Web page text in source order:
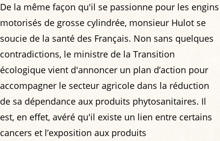
De la même façon qu'il se passionne pour les engins
motorisés de grosse cylindrée, monsieur Hulot se
soucie de la santé des Français. Non sans quelques
contradictions, le ministre de la Transition
écologique vient d'annoncer un plan d’action pour
accompagner le secteur agricole dans la réduction
de sa dépendance aux produits phytosanitaires. Il
est, en effet, avéré qu'il existe un lien entre certains
cancers et l’exposition aux produits